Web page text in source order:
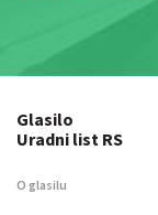
Glasilo
Uradni list RS
O glasilu